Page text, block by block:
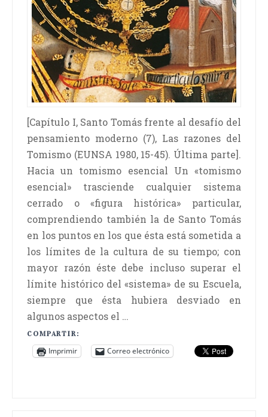
[Capítulo I, Santo Tomás frente al desafío del
pensamiento moderno (7), Las razones del
Tomismo (EUNSA 1980, 15-45). Última parte].
Hacia un tomismo esencial Un «tomismo
esencial» trasciende cualquier sistema
cerrado o «figura histórica» particular,
comprendiendo también la de Santo Tomás
en los puntos en los que ésta está sometida a
los límites de la cultura de su tiempo; con
mayor razón éste debe incluso superar el
límite histórico del «sistema» de su Escuela,
siempre que ésta hubiera desviado en
algunos aspectos el …
COMPARTIR:
Imprimir Correo electrónico